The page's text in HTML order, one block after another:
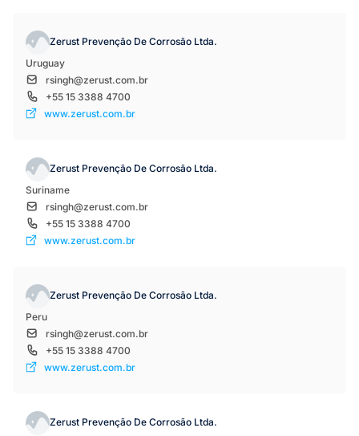
Zerust Prevenção De Corrosão Ltda.
Uruguay
rsingh@zerust.com.br
+55 15 3388 4700
www.zerust.com.br
Zerust Prevenção De Corrosão Ltda.
Suriname
rsingh@zerust.com.br
+55 15 3388 4700
www.zerust.com.br
Zerust Prevenção De Corrosão Ltda.
Peru
rsingh@zerust.com.br
+55 15 3388 4700
www.zerust.com.br
Zerust Prevenção De Corrosão Ltda.